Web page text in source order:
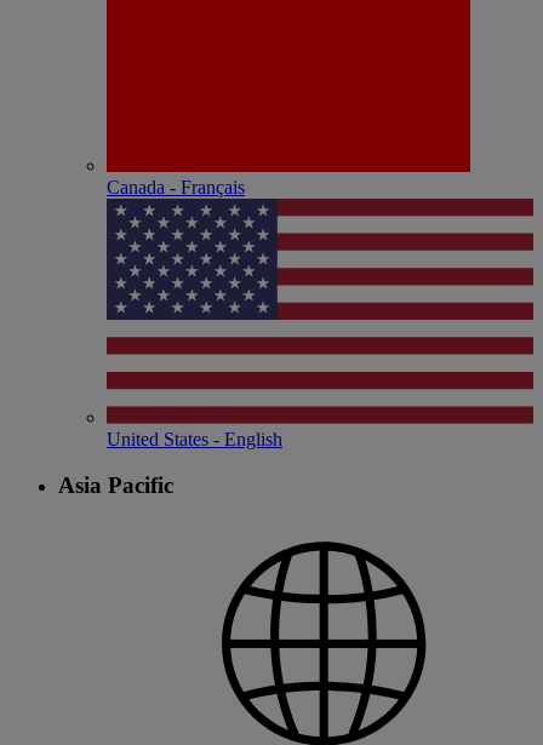
Canada - Français
United States - English
Asia Pacific